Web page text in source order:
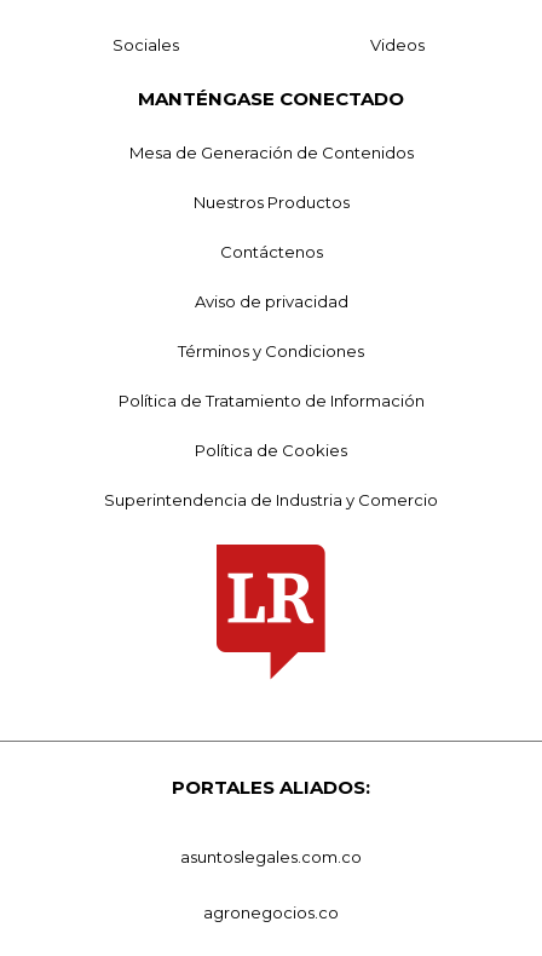
Sociales Videos
MANTÉNGASE CONECTADO
Mesa de Generación de Contenidos
Nuestros Productos
Contáctenos
Aviso de privacidad
Términos y Condiciones
Política de Tratamiento de Información
Política de Cookies
Superintendencia de Industria y Comercio
PORTALES ALIADOS:
asuntoslegales.com.co
agronegocios.co